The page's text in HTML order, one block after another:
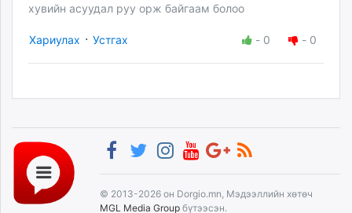
хувийн асуудал руу орж байгаам болоо
Хариулах · Устгах - 0 - 0
© 2013-2026 он Dorgio.mn, Мэдээллийн хөтөч
MGL Media Group бүтээсэн.